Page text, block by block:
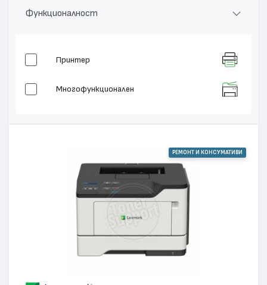
Функционалност
Принтер
Многофункционален
РЕМОНТ И КОНСУМАТИВИ